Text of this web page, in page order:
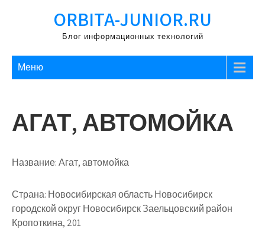
ORBITA-JUNIOR.RU
Блог информационных технологий
Меню
АГАТ, АВТОМОЙКА
Название:Агат, автомойка
Страна: Новосибирская область Новосибирск
городской округ Новосибирск Заельцовский район
Кропоткина, 201